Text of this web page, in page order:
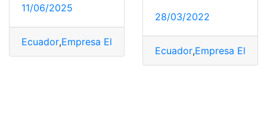
11/06/2025
Ecuador,Empresa Eléctrica Quito (EEQ)(Principal
28/03/2022
Ecuador,Empresa